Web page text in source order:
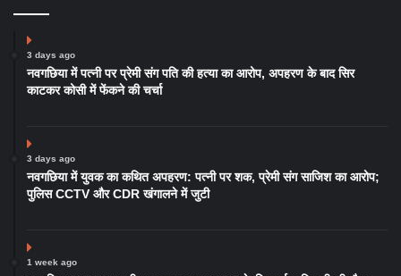
3 days ago
नवगछिया में पत्नी पर प्रेमी संग पति की हत्या का आरोप, अपहरण के बाद सिर
काटकर कोसी में फेंकने की चर्चा
3 days ago
नवगछिया में युवक का कथित अपहरण: पत्नी पर शक, प्रेमी संग साजिश का आरोप;
पुलिस CCTV और CDR खंगालने में जुटी
1 week ago